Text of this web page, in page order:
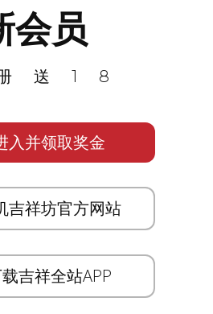
会员
送18
入并领取奖金
吉祥坊官方网站
吉祥全站APP